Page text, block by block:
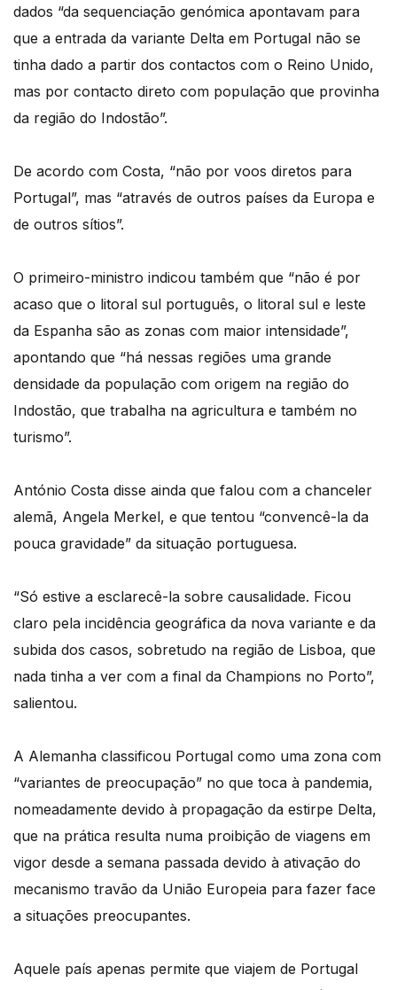
dados “da sequenciação genómica apontavam para
que a entrada da variante Delta em Portugal não se
tinha dado a partir dos contactos com o Reino Unido,
mas por contacto direto com população que provinha
da região do Indostão”.
De acordo com Costa, “não por voos diretos para
Portugal”, mas “através de outros países da Europa e
de outros sítios”.
O primeiro-ministro indicou também que “não é por
acaso que o litoral sul português, o litoral sul e leste
da Espanha são as zonas com maior intensidade”,
apontando que “há nessas regiões uma grande
densidade da população com origem na região do
Indostão, que trabalha na agricultura e também no
turismo”.
António Costa disse ainda que falou com a chanceler
alemã, Angela Merkel, e que tentou “convencê-la da
pouca gravidade” da situação portuguesa.
“Só estive a esclarecê-la sobre causalidade. Ficou
claro pela incidência geográfica da nova variante e da
subida dos casos, sobretudo na região de Lisboa, que
nada tinha a ver com a final da Champions no Porto”,
salientou.
A Alemanha classificou Portugal como uma zona com
“variantes de preocupação” no que toca à pandemia,
nomeadamente devido à propagação da estirpe Delta,
que na prática resulta numa proibição de viagens em
vigor desde a semana passada devido à ativação do
mecanismo travão da União Europeia para fazer face
a situações preocupantes.
Aquele país apenas permite que viajem de Portugal